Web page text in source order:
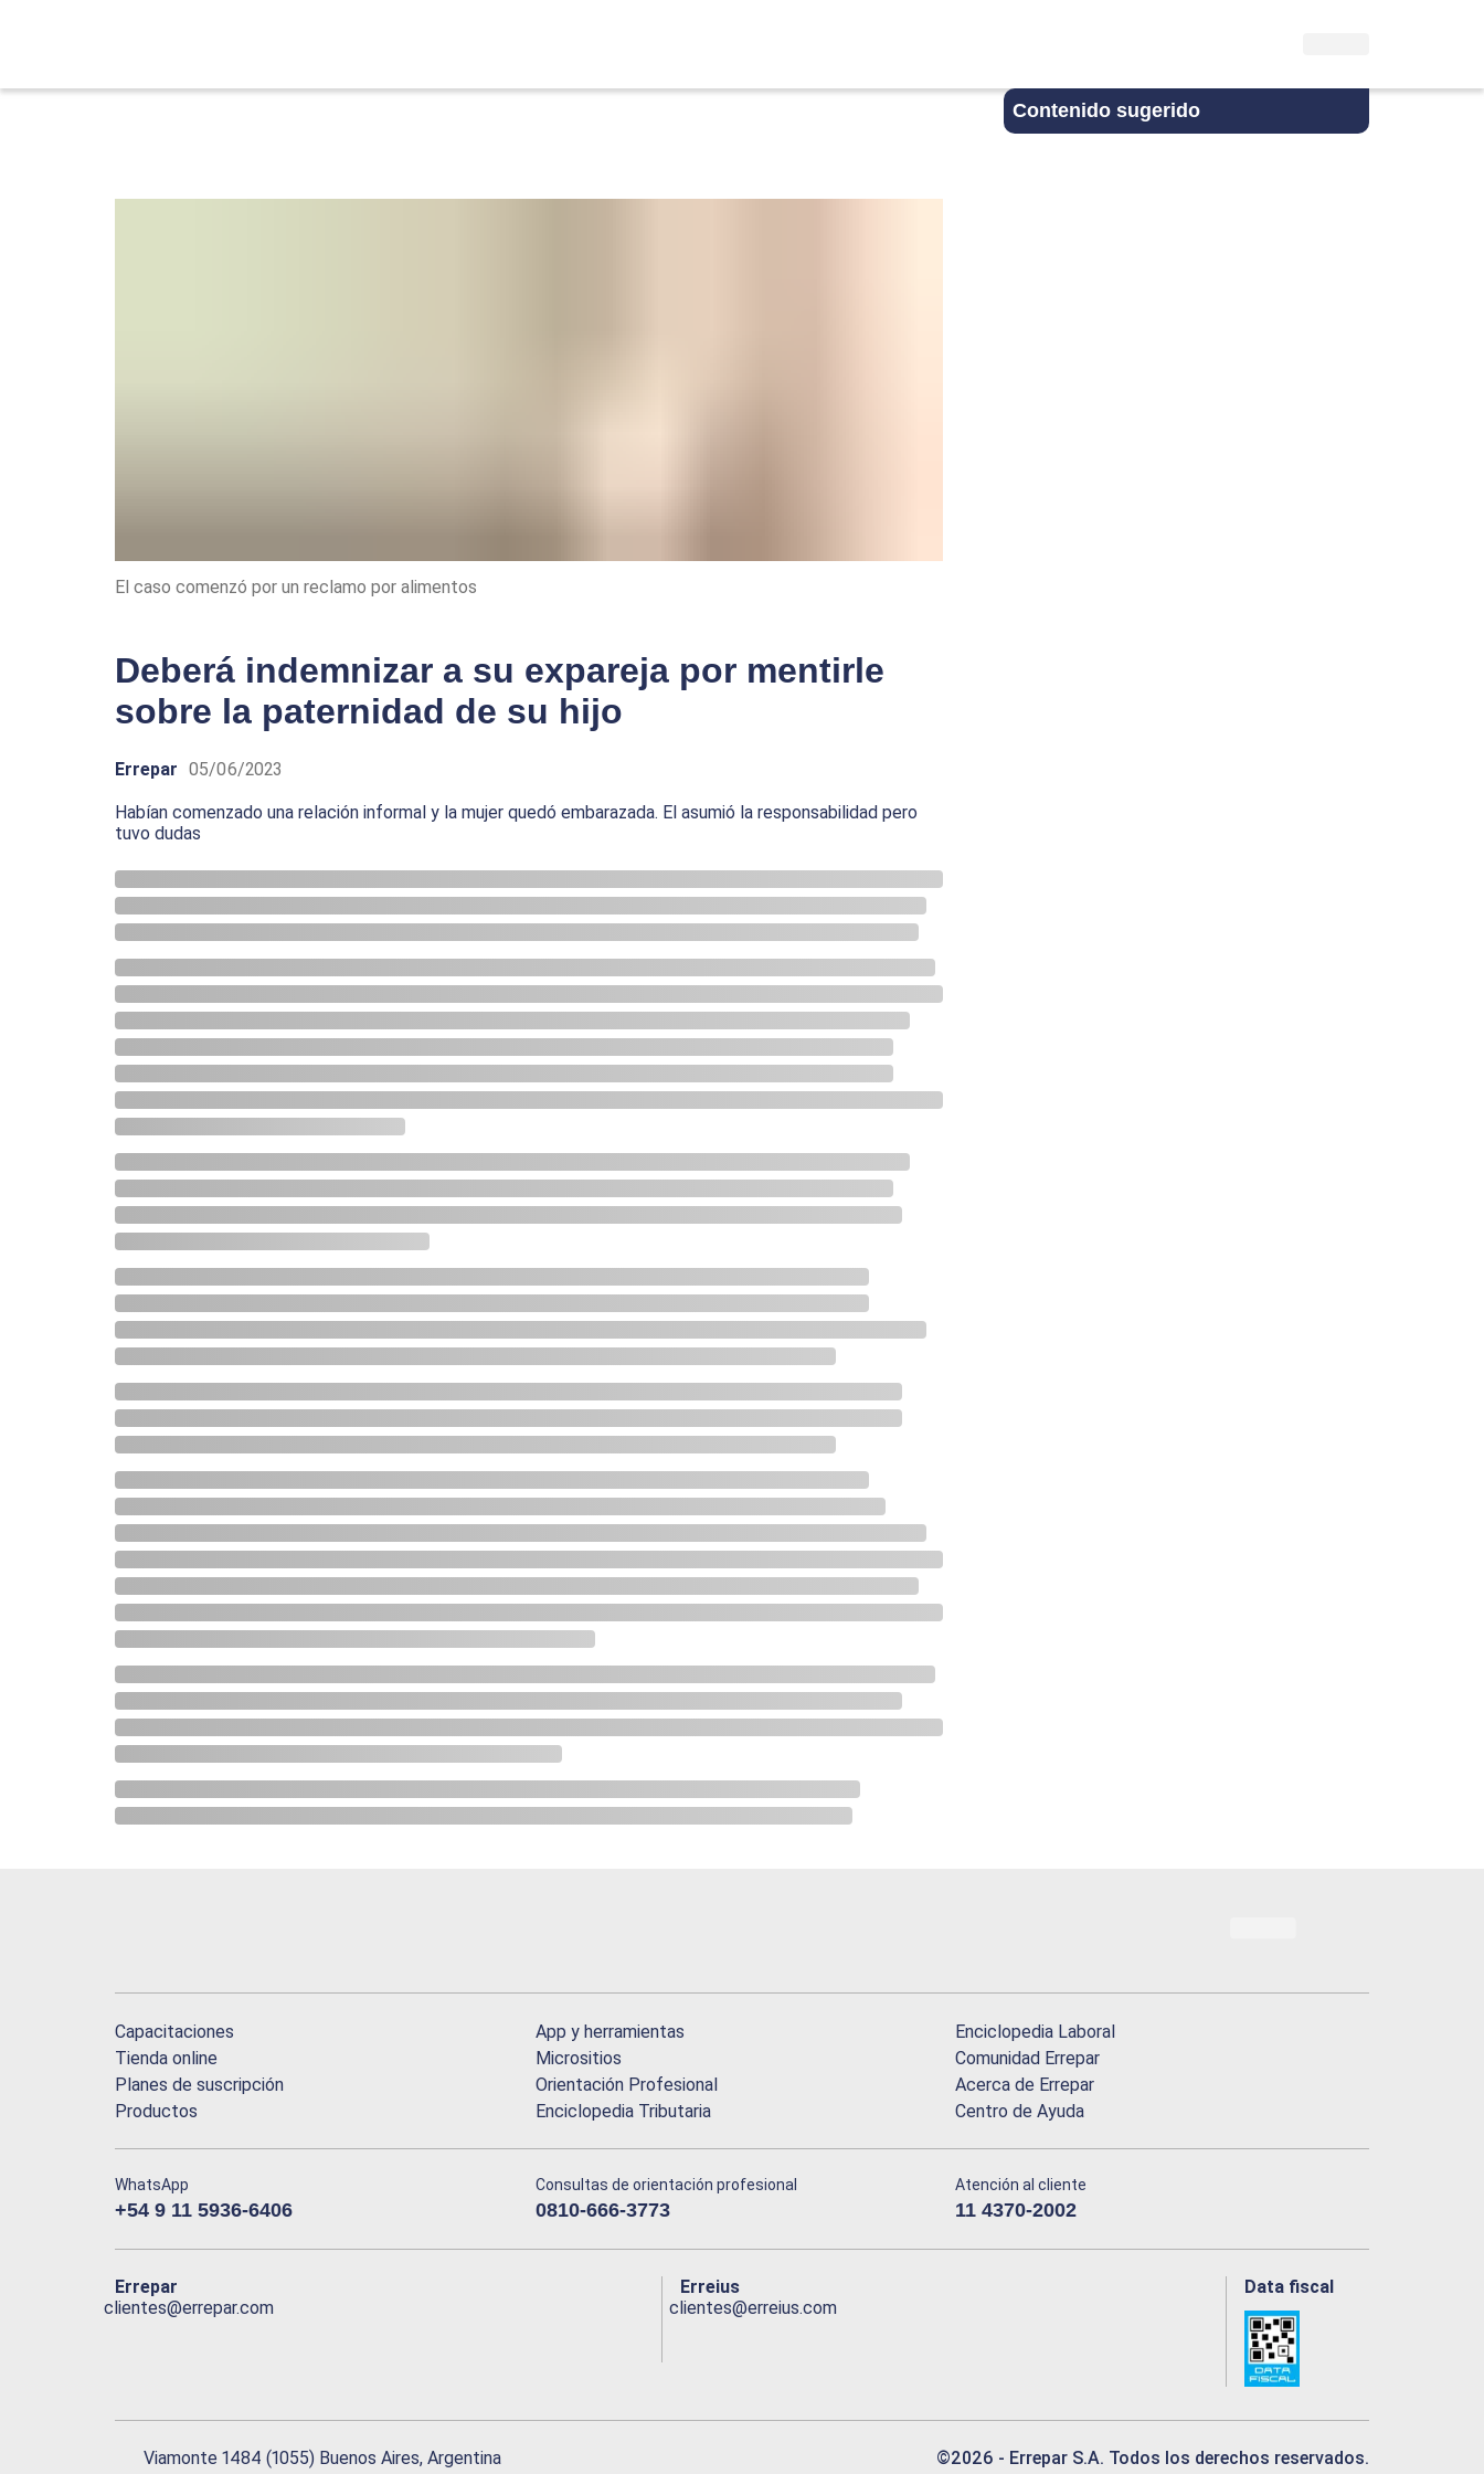
Contenido sugerido
El caso comenzó por un reclamo por alimentos
Deberá indemnizar a su expareja por mentirle
sobre la paternidad de su hijo
Errepar 05/06/2023
Habían comenzado una relación informal y la mujer quedó embarazada. El asumió la responsabilidad pero
tuvo dudas
Capacitaciones
Tienda online
Planes de suscripción
Productos
App y herramientas
Micrositios
Orientación Profesional
Enciclopedia Tributaria
Enciclopedia Laboral
Comunidad Errepar
Acerca de Errepar
Centro de Ayuda
WhatsApp
+54 9 11 5936-6406
Consultas de orientación profesional
0810-666-3773
Atención al cliente
11 4370-2002
Errepar
clientes@errepar.com
Erreius
clientes@erreius.com
Data fiscal
Viamonte 1484 (1055) Buenos Aires, Argentina ©2026 - Errepar S.A. Todos los derechos reservados.